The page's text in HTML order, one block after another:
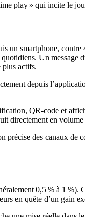
play » qui incite le
un smartphone,
Un message
plus actifs.
depuis
QR‑code et
directement en
des canaux
0,5 % à 1
en quête d’un gain